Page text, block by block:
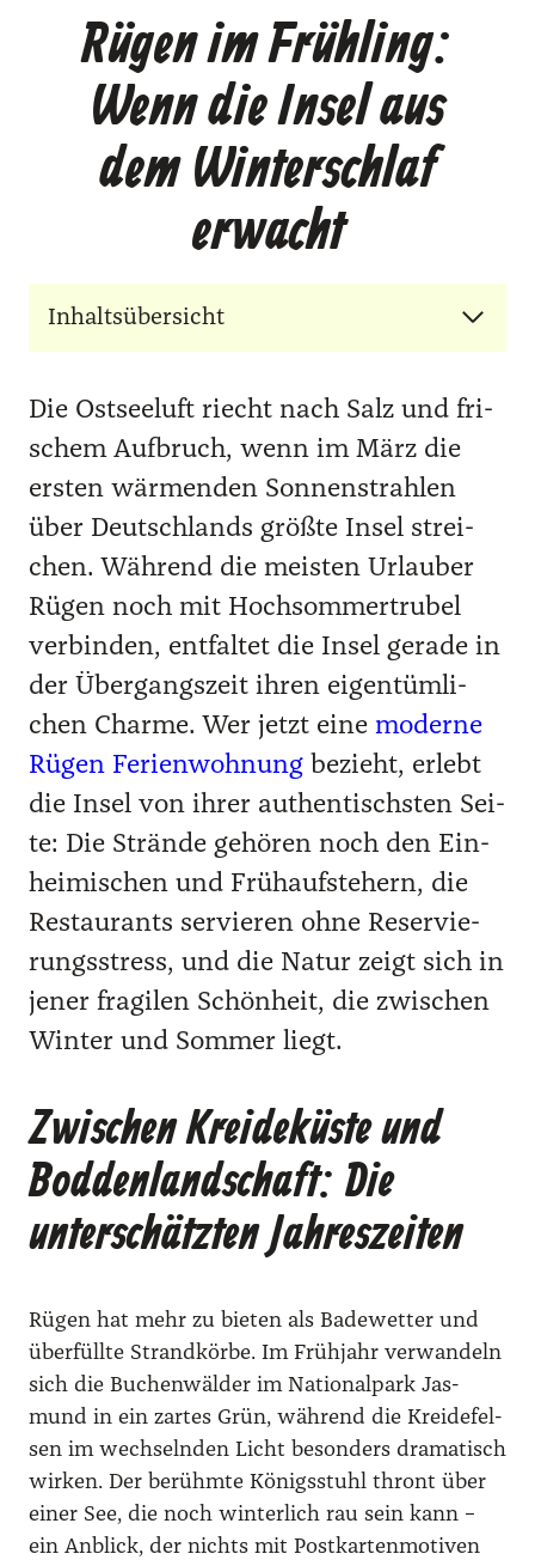
Rügen im Frühling:
Wenn die Insel aus
dem Winterschlaf
erwacht
Inhaltsübersicht
Die Ost­see­luft riecht nach Salz und fri­
schem Auf­bruch, wenn im März die
ers­ten wär­men­den Son­nen­strah­len
über Deutsch­lands größ­te Insel strei­
chen. Wäh­rend die meis­ten Urlau­ber
Rügen noch mit Hoch­som­mer­tru­bel
ver­bin­den, ent­fal­tet die Insel gera­de in
der Über­gangs­zeit ihren eigen­tüm­li­
chen Charme. Wer jetzt eine moder­ne
Rügen Feri­en­woh­nung bezieht, erlebt
die Insel von ihrer authen­tischs­ten Sei­
te: Die Strän­de gehö­ren noch den Ein­
hei­mi­schen und Früh­auf­ste­hern, die
Restau­rants ser­vie­ren ohne Reser­vie­
rungs­stress, und die Natur zeigt sich in
jener fra­gi­len Schön­heit, die zwi­schen
Win­ter und Som­mer liegt.
Zwischen Kreideküste und
Boddenlandschaft: Die
unterschätzten Jahreszeiten
Rügen hat mehr zu bie­ten als Bade­wet­ter und
über­füll­te Strand­kör­be. Im Früh­jahr ver­wan­deln
sich die Buchen­wäl­der im Natio­nal­park Jas­
mund in ein zar­tes Grün, wäh­rend die Krei­de­fel­
sen im wech­seln­den Licht beson­ders dra­ma­tisch
wir­ken. Der berühm­te Königs­stuhl thront über
einer See, die noch win­ter­lich rau sein kann –
ein Anblick, der nichts mit Post­kar­ten­mo­ti­ven